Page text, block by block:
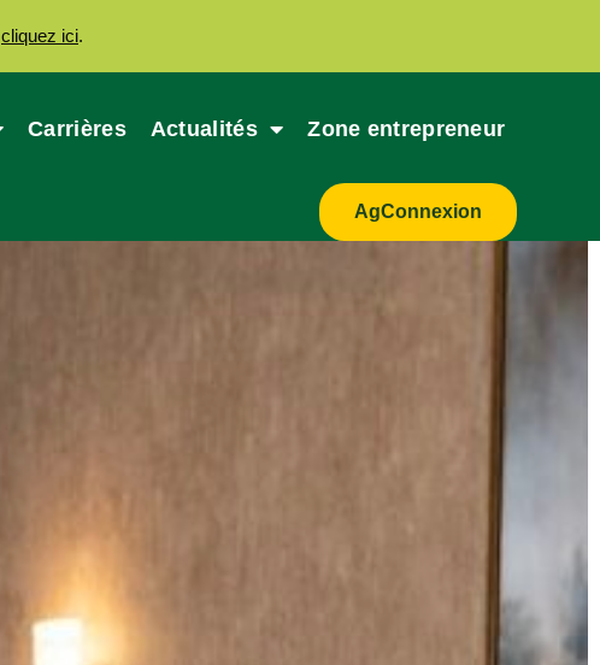
Carrières Actualités Zone entrepreneur
AgConnexion
cliquez ici.